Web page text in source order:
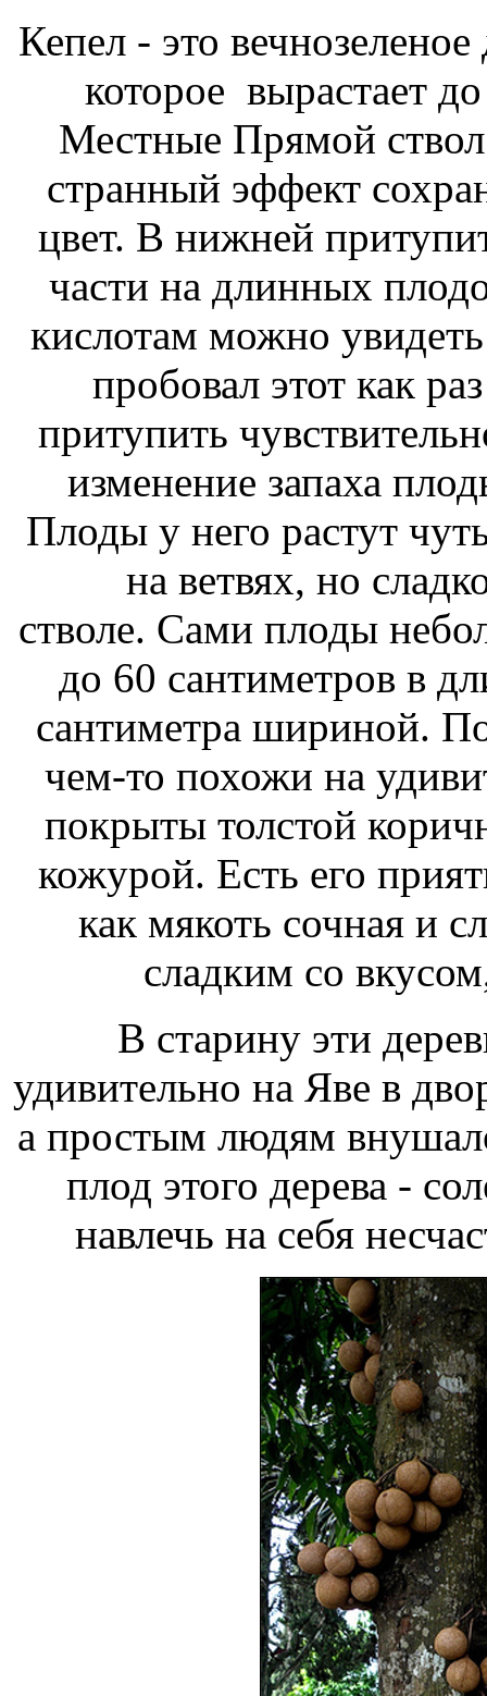
Кепел - это
которое вырастает
Местные Прямой
странный эффект
цвет. В нижней
части на длинных
кислотам можно
пробовал этоткак
притупить
изменение запаха
Плоды у него растут
на ветвях, но
стволе. Сами плоды
до 60 сантиметров в
сантиметра шириной.
чем-то похожи на
покрыты толстой
кожурой. Есть его
как мякоть сочная и
сладким со
В старину эти
удивительно на Яве в
а простым людям
плод этого дерева -
навлечь на себя